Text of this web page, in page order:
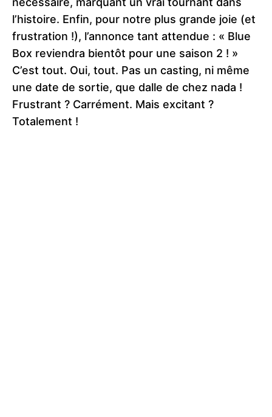
l’histoire. Enfin, pour notre plus grande joie (et
frustration !), l’annonce tant attendue : « Blue
Box reviendra bientôt pour une saison 2 ! »
C’est tout. Oui, tout. Pas un casting, ni même
une date de sortie, que dalle de chez nada !
Frustrant ? Carrément. Mais excitant ?
Totalement !